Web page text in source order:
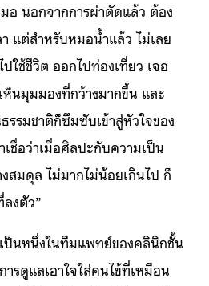
อ นอกจากการผ่าตัดแล้ว ต้อง
แต่สำหรับหมอน้ำแล้ว ไม่เลย
ใช้ชีวิต ออกไปท่องเที่ยว เจอ
ห็นมุมมองที่กว้างมากขึ้น และ
รรมชาติก็ซึมซับเข้าสู่หัวใจของ
เชื่อว่าเมื่อศิลปะกับความเป็น
สมดุล ไม่มากไม่น้อยเกินไป ก็
งตัว”
ป็นหนึ่งในทีมแพทย์ของคลินิกชั้น
รดูแลเอาใจใส่คนไข้ที่เหมือน